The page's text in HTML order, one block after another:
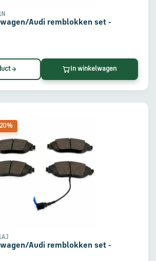
Audi remblokken set -
In winkelwagen
Audi remblokken set -